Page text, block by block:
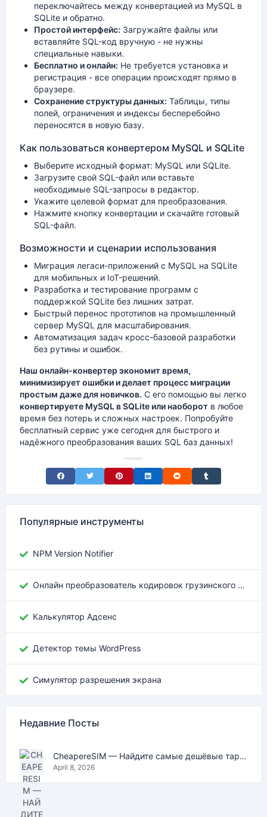
переключайтесь между конвертацией из MySQL в
SQLite и обратно.
Простой интерфейс: Загружайте файлы или
вставляйте SQL-код вручную - не нужны
специальные навыки.
Бесплатно и онлайн: Не требуется установка и
регистрация - все операции происходят прямо в
браузере.
Сохранение структуры данных: Таблицы, типы
полей, ограничения и индексы бесперебойно
переносятся в новую базу.
Как пользоваться конвертером MySQL и SQLite
Выберите исходный формат: MySQL или SQLite.
Загрузите свой SQL-файл или вставьте
необходимые SQL-запросы в редактор.
Укажите целевой формат для преобразования.
Нажмите кнопку конвертации и скачайте готовый
SQL-файл.
Возможности и сценарии использования
Миграция легаси-приложений с MySQL на SQLite
для мобильных и IoT-решений.
Разработка и тестирование программ с
поддержкой SQLite без лишних затрат.
Быстрый перенос прототипов на промышленный
сервер MySQL для масштабирования.
Автоматизация задач кросс-базовой разработки
без рутины и ошибок.
Наш онлайн-конвертер экономит время,
минимизирует ошибки и делает процесс миграции
простым даже для новичков. С его помощью вы легко
конвертируете MySQL в SQLite или наоборот в любое
время без потерь и сложных настроек. Попробуйте
бесплатный сервис уже сегодня для быстрого и
надёжного преобразования ваших SQL баз данных!
Share on Facebook
Share on TwitterShare on Pinterest
Share on LinkedIn
Share on RedditShare on Tumblr
Популярные инструменты
NPM Version Notifier
Онлайн преобразователь кодировок грузинского текста
Калькулятор Адсенс
Детектор темы WordPress
Симулятор разрешения экрана
Недавние Посты
CheapereSIM — Найдите самые дешёвые тарифы eSIM для путешествий в 2026
April 8, 2026